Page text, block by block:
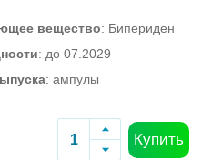
вещество: Бипериден
: до 07.2029
: ампулы
Купить